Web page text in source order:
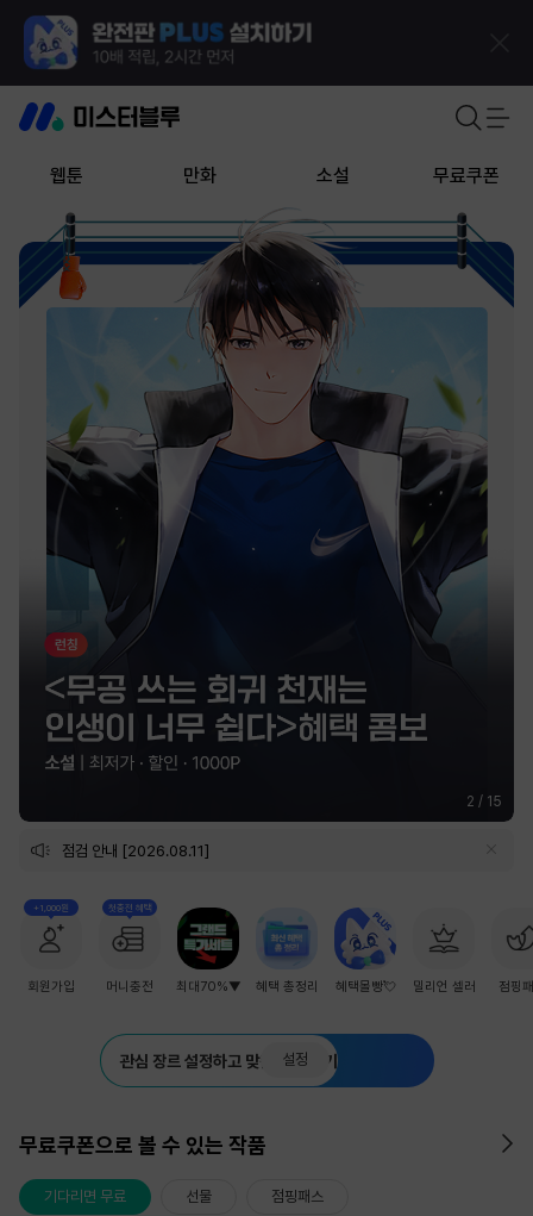
웹툰 만화 소설 무료쿠폰
2 / 15
점검 안내 [2026.08.11]
+1,000원
회원가입
첫충전 혜택
머니충전 최대70%▼ 혜택 총정리 혜택몰빵💘 밀리언 셀러 점핑
관심 장르 설정하고 맞춤 추천 받기
설정
무료쿠폰으로 볼 수 있는 작품
기다리면 무료 선물 점핑패스